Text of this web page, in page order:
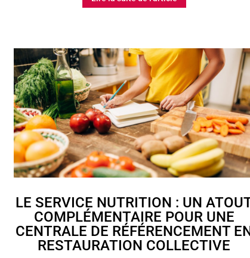
LE SERVICE NUTRITION : UN
COMPLÉMENTAIRE POUR UNE
CENTRALE DE RÉFÉRENCEMENT
RESTAURATION COLLECTIVE